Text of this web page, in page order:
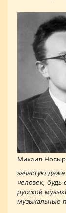
Михаил
зачастую
человек,
русской
музыкальные